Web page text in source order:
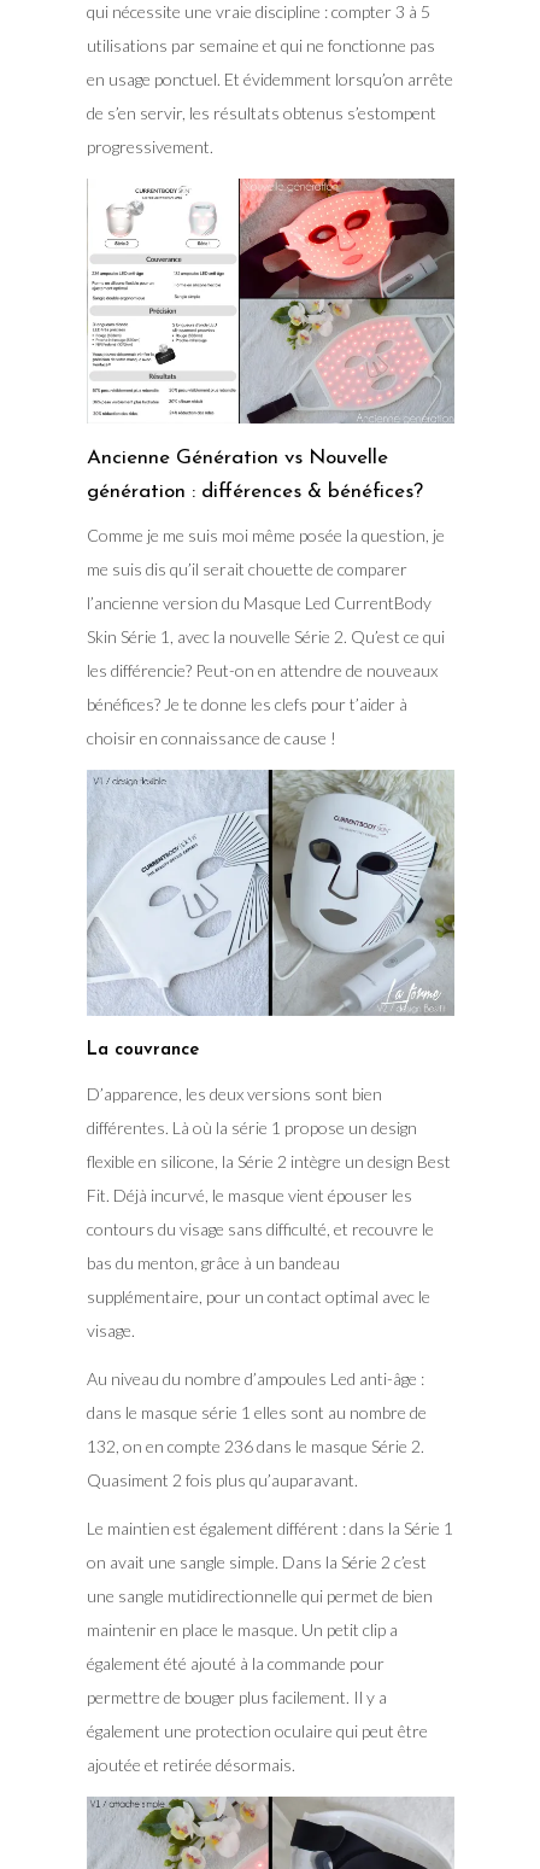
qui nécessite une vraie discipline : compter 3 à 5
utilisations par semaine et qui ne fonctionne pas
en usage ponctuel. Et évidemment lorsqu’on arrête
de s’en servir, les résultats obtenus s’estompent
progressivement.
Ancienne Génération vs Nouvelle
génération : différences & bénéfices?
Comme je me suis moi même posée la question, je
me suis dis qu’il serait chouette de comparer
l’ancienne version du Masque Led CurrentBody
Skin Série 1, avec la nouvelle Série 2. Qu’est ce qui
les différencie? Peut-on en attendre de nouveaux
bénéfices? Je te donne les clefs pour t’aider à
choisir en connaissance de cause !
La couvrance
D’apparence, les deux versions sont bien
différentes. Là où la série 1 propose un design
flexible en silicone, la Série 2 intègre un design Best
Fit. Déjà incurvé, le masque vient épouser les
contours du visage sans difficulté, et recouvre le
bas du menton, grâce à un bandeau
supplémentaire, pour un contact optimal avec le
visage.
Au niveau du nombre d’ampoules Led anti-âge :
dans le masque série 1 elles sont au nombre de
132, on en compte 236 dans le masque Série 2.
Quasiment 2 fois plus qu’auparavant.
Le maintien est également différent : dans la Série 1
on avait une sangle simple. Dans la Série 2 c’est
une sangle mutidirectionnelle qui permet de bien
maintenir en place le masque. Un petit clip a
également été ajouté à la commande pour
permettre de bouger plus facilement. Il y a
également une protection oculaire qui peut être
ajoutée et retirée désormais.